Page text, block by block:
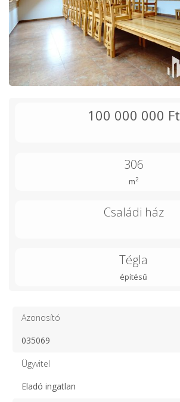
100 000 000 Ft
306
m2
Családi ház
Tégla
építésű
Azonosító
035069
Ügyvitel
Eladó ingatlan